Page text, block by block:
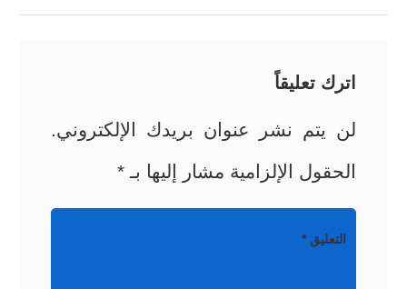
اترك تعليقاً
لن يتم نشر عنوان بريدك الإلكتروني.
الحقول الإلزامية مشار إليها بـ *
التعليق*